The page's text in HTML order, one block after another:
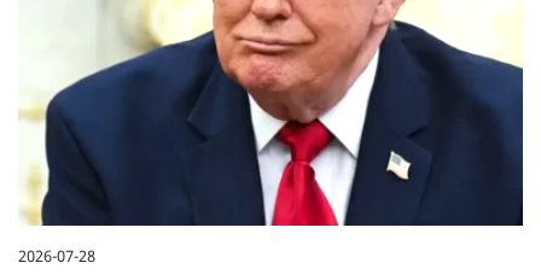
2026-07-28